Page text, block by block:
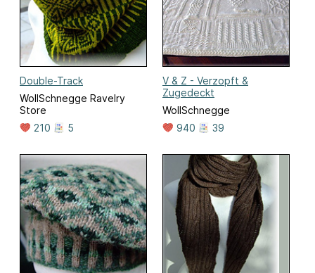
Double-Track
WollSchnegge Ravelry
Store
210
5
V & Z - Verzopft &
Zugedeckt
WollSchnegge
940
39